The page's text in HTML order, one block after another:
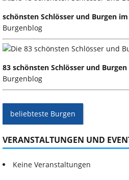
schönsten Schlösser und Burgen
Burgenblog
83 schönsten Schlösser und
Burgenblog
beliebteste Burgen
VERANSTALTUNGEN UND
Keine Veranstaltungen